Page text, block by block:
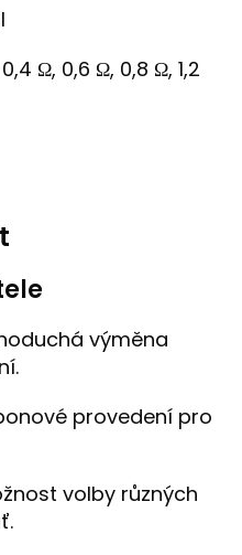
Ω, 0,6 Ω, 0,8 Ω, 1,2
výměna
provedení pro
volby různých